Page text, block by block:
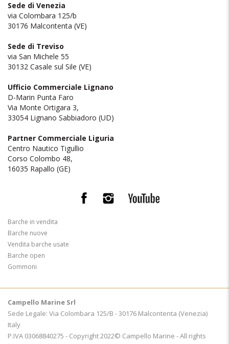
Sede di Venezia
via Colombara 125/b
30176 Malcontenta (VE)
Sede di Treviso
via San Michele 55
30132 Casale sul Sile (VE)
Ufficio Commerciale Lignano
D-Marin Punta Faro
Via Monte Ortigara 3,
33054 Lignano Sabbiadoro (UD)
Partner Commerciale Liguria
Centro Nautico Tigullio
Corso Colombo 48,
16035 Rapallo (GE)
Barche in vendita
Barche nuove
Vendita barche usate
Barche open
Gommoni
Campello Marine Srl
Sede Legale: Via Colombara 125/B - 30176 Malcontenta (Venezia)
Italy
P.IVA 03068840275 - Copyright 2022© Campello Marine - All rights